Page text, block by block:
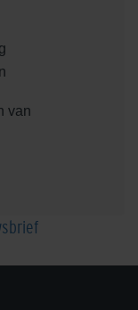
van